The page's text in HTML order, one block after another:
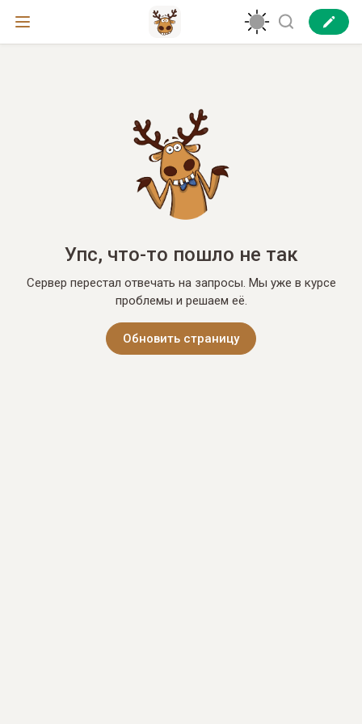
Упс, что-то пошло не так
Сервер перестал отвечать на запросы. Мы уже в курсе
проблемы и решаем её.
Обновить страницу